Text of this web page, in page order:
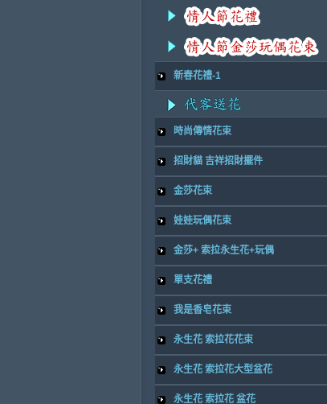
新春花禮-1
時尚傳情花束
招財貓 吉祥招財擺件
金莎花束
娃娃玩偶花束
金莎+ 索拉永生花+玩偶
單支花禮
我是香皂花束
永生花 索拉花花束
永生花 索拉花大型盆花
永生花 索拉花 盆花